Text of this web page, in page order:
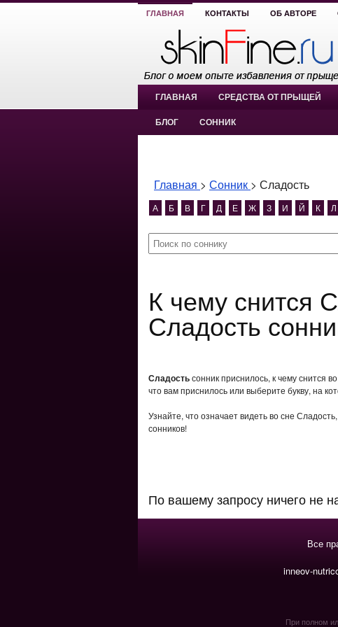
ГЛАВНАЯ КОНТАКТЫ ОБ АВТОРЕ
ГЛАВНАЯ СРЕДСТВА ОТ ПРЫЩЕЙ
БЛОГ СОННИК
Главная > Сонник > Сладость
А Б В Г Д Е Ж З И Й К Л
К чему снится Сладость?
Сладость
Сладостьсонник приснилось, к чему снится
что вам приснилось или выберите букву, на
Узнайте, что означает видеть во сне
сонников!
По вашему запросу ничего не
Все
inneov-
При полном